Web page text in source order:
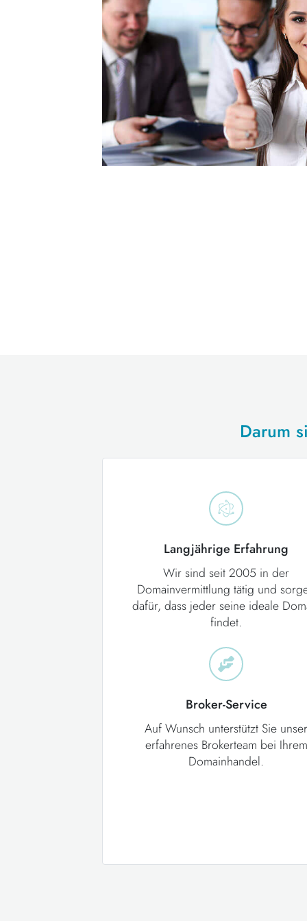
Darum
Langjährige Erfahrung
Wir sind seit 2005 in der
Domainvermittlung tätig und
dafür, dass jeder seine ideale
findet.
Broker-Service
Auf Wunsch unterstützt Sie
erfahrenes Brokerteam bei Ihrem
Domainhandel.